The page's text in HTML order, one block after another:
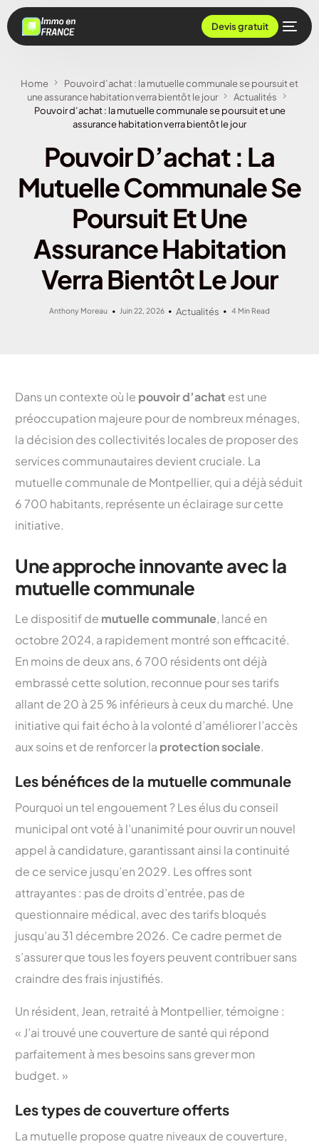
Devis gratuit
Home
Pouvoir d’achat : la mutuelle communale se poursuit et
une assurance habitation verra bientôt le jour
Actualités
Pouvoir d’achat : la mutuelle communale se poursuit et une
assurance habitation verra bientôt le jour
Pouvoir D’achat : La
Mutuelle Communale Se
Poursuit Et Une
Assurance Habitation
Verra Bientôt Le Jour
Anthony Moreau Juin 22, 2026 Actualités 4 Min Read
Dans un contexte où le pouvoir d’achat est une
préoccupation majeure pour de nombreux ménages,
la décision des collectivités locales de proposer des
services communautaires devient cruciale. La
mutuelle communale de Montpellier, qui a déjà séduit
6 700 habitants, représente un éclairage sur cette
initiative.
Une approche innovante avec la
mutuelle communale
Le dispositif de mutuelle communale, lancé en
octobre 2024, a rapidement montré son efficacité.
En moins de deux ans, 6 700 résidents ont déjà
embrassé cette solution, reconnue pour ses tarifs
allant de 20 à 25 % inférieurs à ceux du marché. Une
initiative qui fait écho à la volonté d’améliorer l’accès
aux soins et de renforcer la protection sociale.
Les bénéfices de la mutuelle communale
Pourquoi un tel engouement ? Les élus du conseil
municipal ont voté à l’unanimité pour ouvrir un nouvel
appel à candidature, garantissant ainsi la continuité
de ce service jusqu’en 2029. Les offres sont
attrayantes : pas de droits d’entrée, pas de
questionnaire médical, avec des tarifs bloqués
jusqu’au 31 décembre 2026. Ce cadre permet de
s’assurer que tous les foyers peuvent contribuer sans
craindre des frais injustifiés.
Un résident, Jean, retraité à Montpellier, témoigne :
« J’ai trouvé une couverture de santé qui répond
parfaitement à mes besoins sans grever mon
budget. »
Les types de couverture offerts
La mutuelle propose quatre niveaux de couverture,